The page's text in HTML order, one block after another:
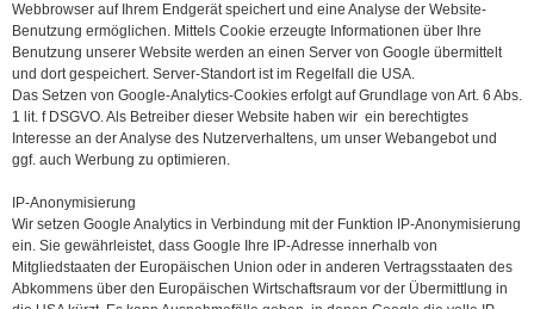
Webbrowser auf Ihrem Endgerät speichert und eine Analyse der Website-
Benutzung ermöglichen. Mittels Cookie erzeugte Informationen über Ihre
Benutzung unserer Website werden an einen Server von Google übermittelt
und dort gespeichert. Server-Standort ist im Regelfall die USA.
Das Setzen von Google-Analytics-Cookies erfolgt auf Grundlage von Art. 6 Abs.
1 lit. f DSGVO. Als Betreiber dieser Website haben wir ein berechtigtes
Interesse an der Analyse des Nutzerverhaltens, um unser Webangebot und
ggf. auch Werbung zu optimieren.
IP-Anonymisierung
Wir setzen Google Analytics in Verbindung mit der Funktion IP-Anonymisierung
ein. Sie gewährleistet, dass Google Ihre IP-Adresse innerhalb von
Mitgliedstaaten der Europäischen Union oder in anderen Vertragsstaaten des
Abkommens über den Europäischen Wirtschaftsraum vor der Übermittlung in